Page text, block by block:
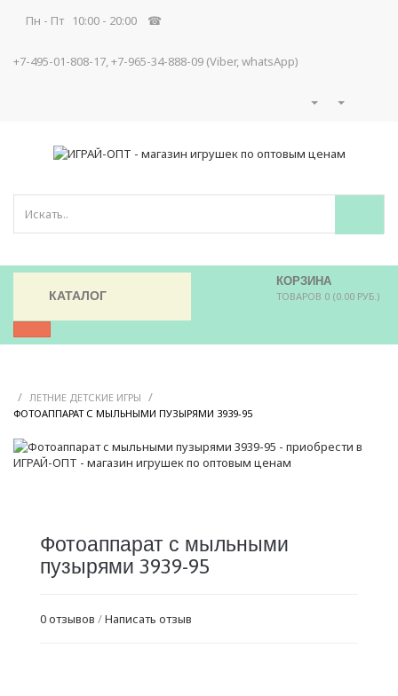
Пн - Пт 10:00 - 20:00 ☎
+7-495-01-808-17, +7-965-34-888-09 (Viber, whatsApp)
КОРЗИНА
ТОВАРОВ 0 (0.00 РУБ.)
КАТАЛОГ
/ ЛЕТНИЕ ДЕТСКИЕ ИГРЫ /
ФОТОАППАРАТ С МЫЛЬНЫМИ ПУЗЫРЯМИ 3939-95
Фотоаппарат с мыльными
пузырями 3939-95
0 отзывов /Написать отзыв